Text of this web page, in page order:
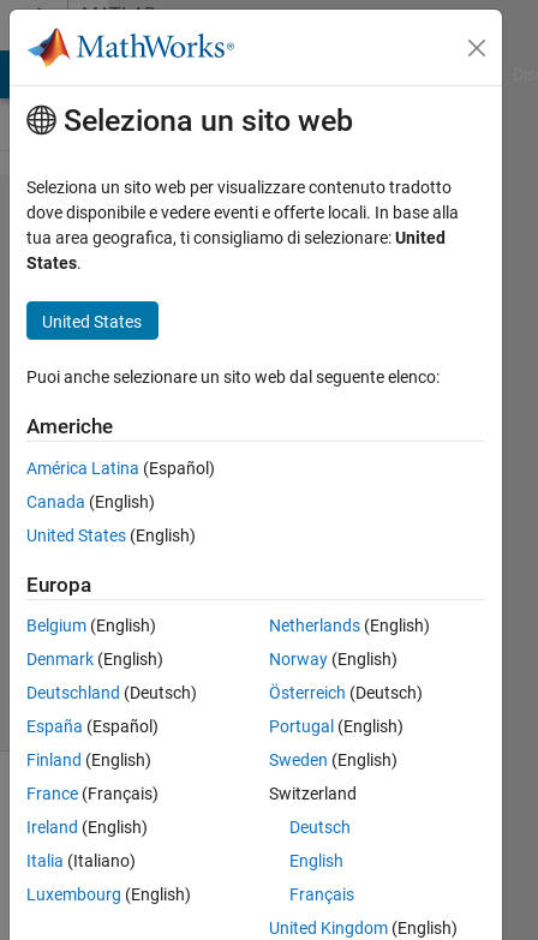
Vai al contenutoMATLAB
Answers
Multiple
specific
in an
rockstar49
2020
1
Risposta
Aggiornato
2020
31
Visualizzazioni
(30 giorni)
Mostra
commenti
meno
recenti
Seleziona un sito web
Seleziona un sito web per visualizzare contenuto tradotto
dove disponibile e vedere eventi e offerte locali. In base alla
tua area geografica, ti consigliamo di selezionare:United
States.
United States
Puoi anche selezionare un sito web dal seguente elenco:
Americhe
América Latina (Español)
Canada (English)
United States (English)
Europa
Belgium (English)
Denmark (English)
Deutschland (Deutsch)
España (Español)
Finland (English)
France (Français)
Ireland (English)
Italia (Italiano)
Luxembourg (English)
Netherlands(English)
Norway(English)
Österreich (Deutsch)
Portugal (English)
Sweden (English)
Switzerland
Deutsch
English
Français
United Kingdom(English)